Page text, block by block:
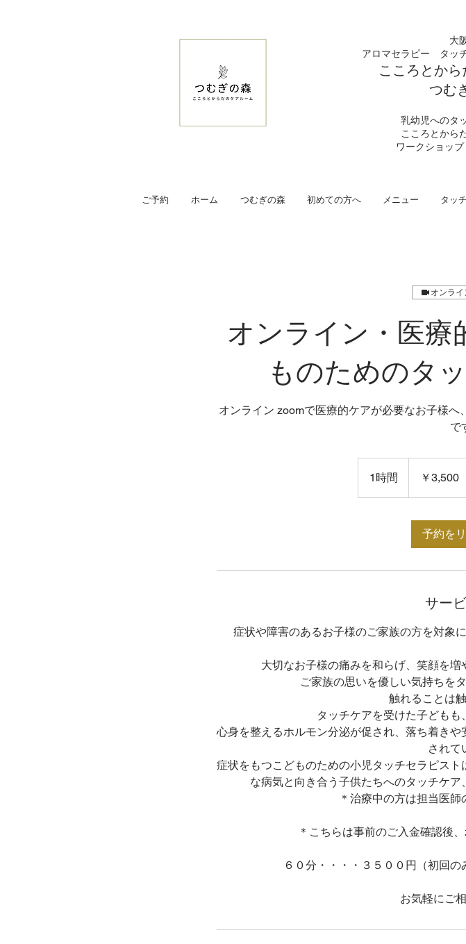
大
アロマセラピー タッ
こころとから
つむ
乳幼児へのタ
こころとから
ワークショッ
ご予約 ホーム つむぎの森 初めての方へ メニュー タッ
オンラ
オンライン・医療
ものためのタ
オンライン zoomで医療的ケアが必要なお子様
1時間
時
￥3,500
予約を
サー
症状や障害のあるお子様のご家族の方を対象
大切なお子様の痛みを和らげ、笑顔を増
ご家族の思いを優しい気持ちを
触れることは
タッチケアを受けた子どもも
心身を整えるホルモン分泌が促され、落ち着き
されて
症状をもつこどものための小児タッチセラピス
な病気と向き合う子供たちへのタッチケア
＊治療中の方は担当医師
＊こちらは事前のご入金確認後
６０分・・・・３５００円（初回の
お気軽にご